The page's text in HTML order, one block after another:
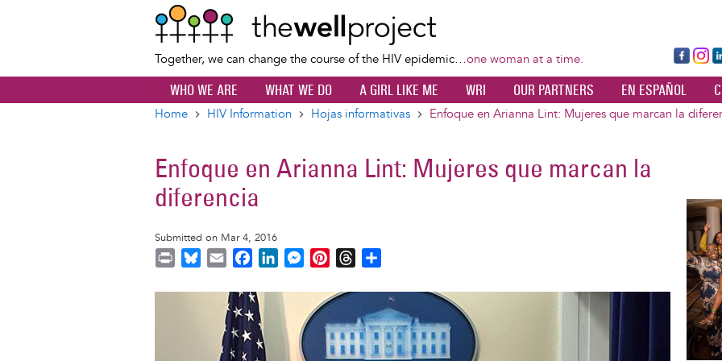
content
Together, we can change the course of the HIV epidemic…one woman at a time.
Fa
ce
bo
ok
Ins
ta
a
dI
n
WHO WE ARE WHAT WE DO A GIRL LIKE ME WRI OUR PARTNERS EN ESPAÑOL
Home HIV Information Hojas informativas Enfoque en Arianna Lint: Mujeres que marcan la
Enfoque en Arianna Lint: Mujeres que marcan la
diferencia
Submitted on Mar 4, 2016
i
u
a
i
l
c
e
b
o
n
M
s
s
e
n
n
e
r
r
e
a
d
a
r
e
Image